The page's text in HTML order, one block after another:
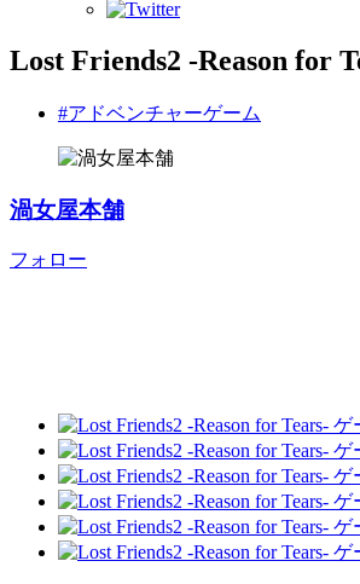
Lost Friends2 -Reason for
#アドベンチャーゲーム
渦女屋本舗
フォロー